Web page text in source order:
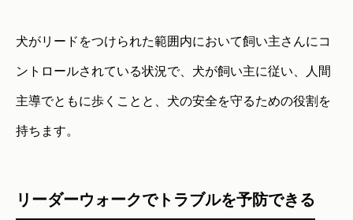
犬がリードをつけられた範囲内において飼い主さんにコ
ントロールされている状況で、犬が飼い主に従い、人間
主導でともに歩くことと、犬の安全を守るための役割を
持ちます。
リーダーウォークでトラブルを予防できる